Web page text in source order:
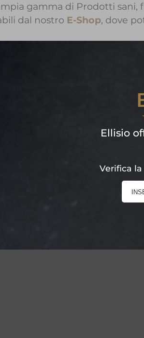
gamma di Prodotti
dal nostro E-Shop, dove
Per maggiori
Per iniziareEllisio
Verifica